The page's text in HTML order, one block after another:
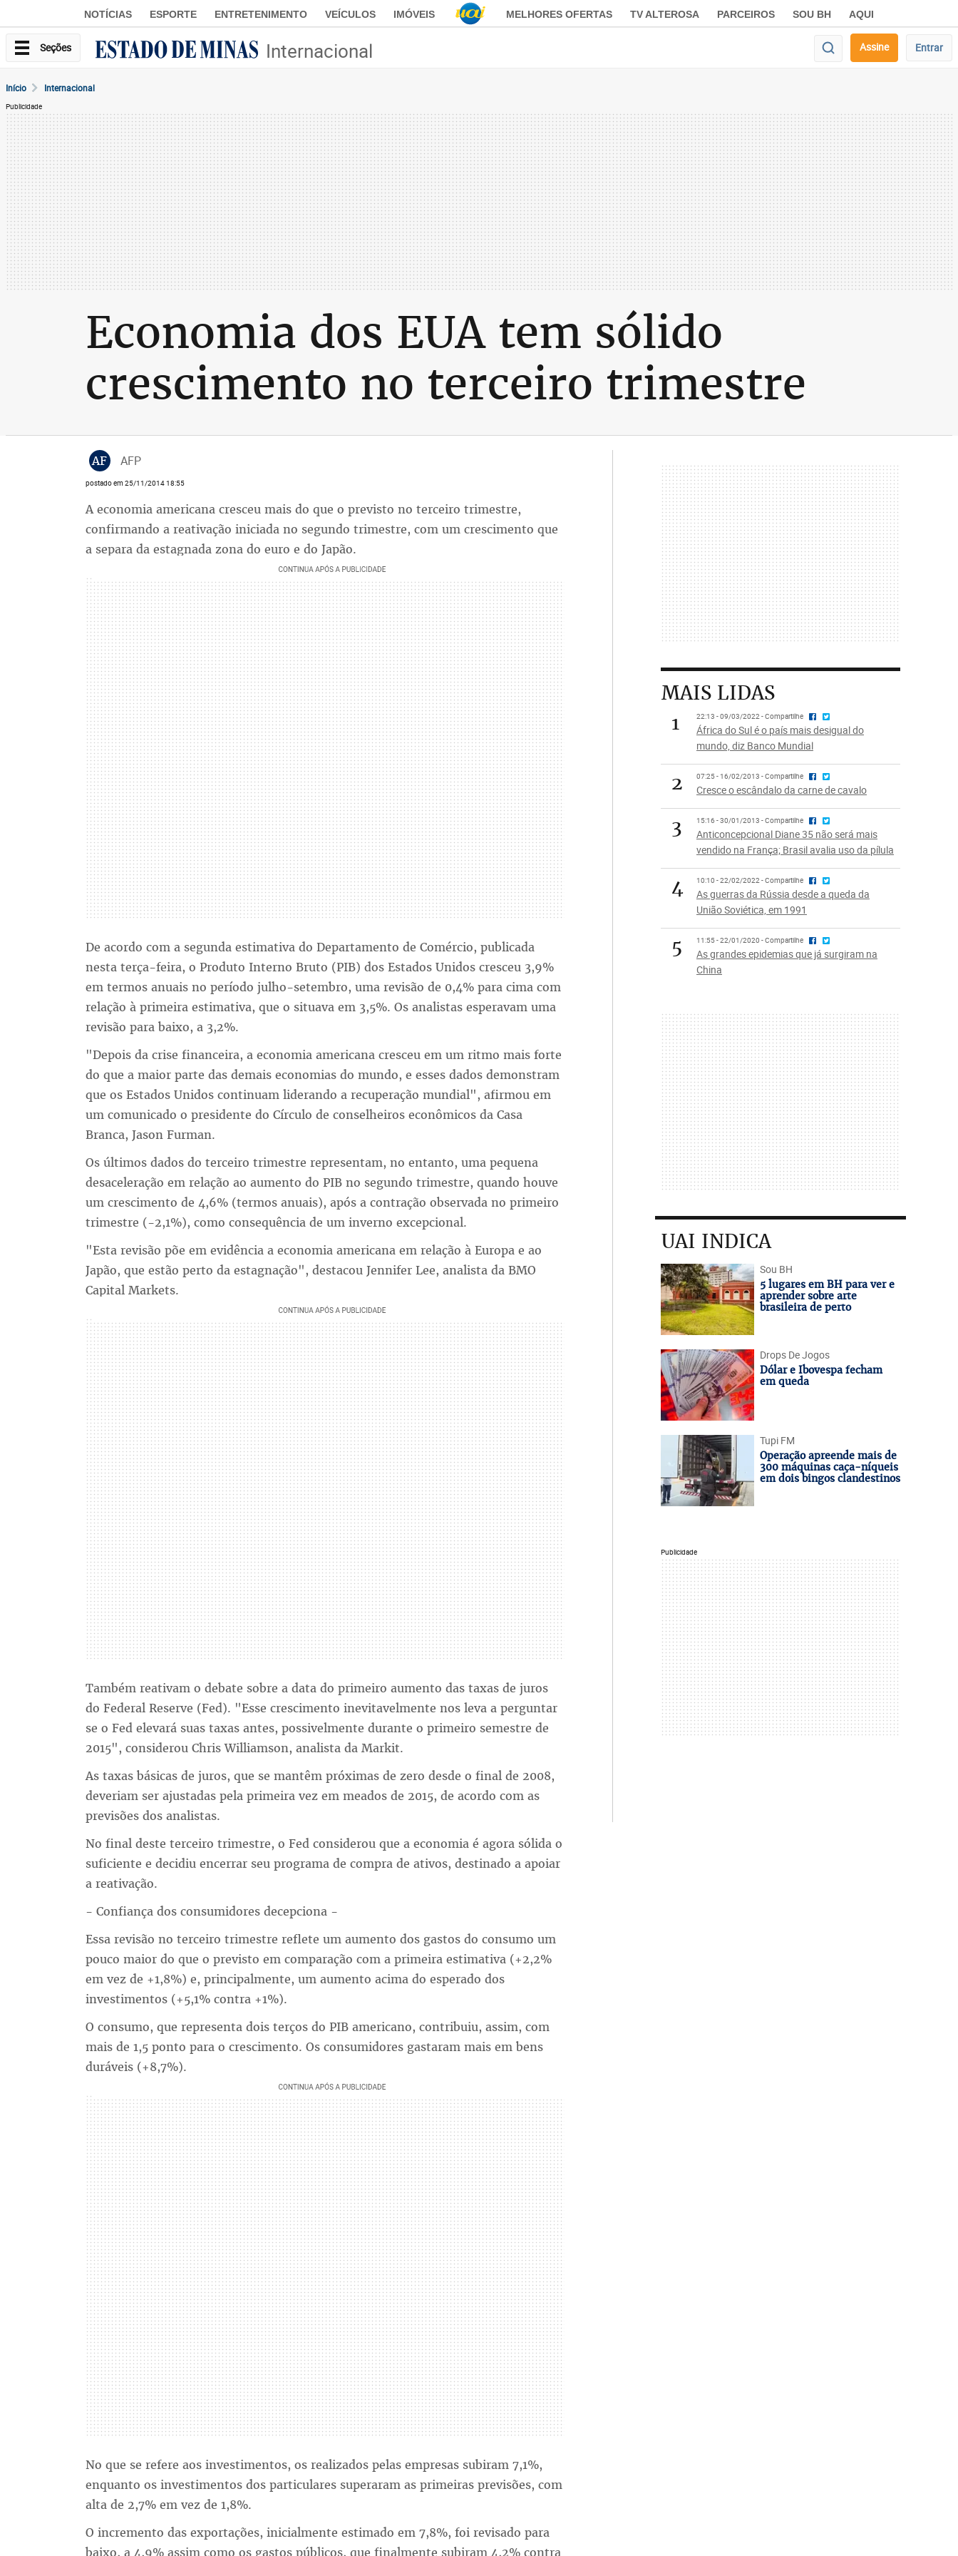
NOTÍCIAS ESPORTE ENTRETENIMENTO VEÍCULOS IMÓVEIS MELHORES OFERTAS TV ALTEROSA PARCEIROS SOU BH AQUI
Seções Internacional Assine Entrar
Início Internacional
Publicidade
Economia dos EUA tem sólido
crescimento no terceiro trimestre
AF AFP
postado em 25/11/2014 18:55
A economia americana cresceu mais do que o previsto no terceiro trimestre,
confirmando a reativação iniciada no segundo trimestre, com um crescimento que
a separa da estagnada zona do euro e do Japão.
De acordo com a segunda estimativa do Departamento de Comércio, publicada
nesta terça-feira, o Produto Interno Bruto (PIB) dos Estados Unidos cresceu 3,9%
em termos anuais no período julho-setembro, uma revisão de 0,4% para cima com
relação à primeira estimativa, que o situava em 3,5%. Os analistas esperavam uma
revisão para baixo, a 3,2%.
"Depois da crise financeira, a economia americana cresceu em um ritmo mais forte
do que a maior parte das demais economias do mundo, e esses dados demonstram
que os Estados Unidos continuam liderando a recuperação mundial", afirmou em
um comunicado o presidente do Círculo de conselheiros econômicos da Casa
Branca, Jason Furman.
Os últimos dados do terceiro trimestre representam, no entanto, uma pequena
desaceleração em relação ao aumento do PIB no segundo trimestre, quando houve
um crescimento de 4,6% (termos anuais), após a contração observada no primeiro
trimestre (-2,1%), como consequência de um inverno excepcional.
"Esta revisão põe em evidência a economia americana em relação à Europa e ao
Japão, que estão perto da estagnação", destacou Jennifer Lee, analista da BMO
Capital Markets.
Também reativam o debate sobre a data do primeiro aumento das taxas de juros
do Federal Reserve (Fed). "Esse crescimento inevitavelmente nos leva a perguntar
se o Fed elevará suas taxas antes, possivelmente durante o primeiro semestre de
2015", considerou Chris Williamson, analista da Markit.
As taxas básicas de juros, que se mantêm próximas de zero desde o final de 2008,
deveriam ser ajustadas pela primeira vez em meados de 2015, de acordo com as
previsões dos analistas.
No final deste terceiro trimestre, o Fed considerou que a economia é agora sólida o
suficiente e decidiu encerrar seu programa de compra de ativos, destinado a apoiar
a reativação.
- Confiança dos consumidores decepciona -
Essa revisão no terceiro trimestre reflete um aumento dos gastos do consumo um
pouco maior do que o previsto em comparação com a primeira estimativa (+2,2%
em vez de +1,8%) e, principalmente, um aumento acima do esperado dos
investimentos (+5,1% contra +1%).
O consumo, que representa dois terços do PIB americano, contribuiu, assim, com
mais de 1,5 ponto para o crescimento. Os consumidores gastaram mais em bens
duráveis (+8,7%).
No que se refere aos investimentos, os realizados pelas empresas subiram 7,1%,
enquanto os investimentos dos particulares superaram as primeiras previsões, com
alta de 2,7% em vez de 1,8%.
O incremento das exportações, inicialmente estimado em 7,8%, foi revisado para
baixo, a 4,9% assim como os gastos públicos, que finalmente subiram 4,2% contra
MAIS LIDAS
1
22:13 - 09/03/2022 - Compartilhe
África do Sul é o país mais desigual do
mundo, diz Banco Mundial
2 07:25 - 16/02/2013 - Compartilhe
Cresce o escândalo da carne de cavalo
3 15:16 - 30/01/2013 - Compartilhe
Anticoncepcional Diane 35 não será mais
vendido na França; Brasil avalia uso da pílula
4 10:10 - 22/02/2022 - Compartilhe
As guerras da Rússia desde a queda da
União Soviética, em 1991
5 11:55 - 22/01/2020 - Compartilhe
As grandes epidemias que já surgiram na
China
UAI INDICA
Sou BH
5 lugares em BH para ver e
aprender sobre arte
brasileira de perto
Drops De Jogos
Dólar e Ibovespa fecham
em queda
Tupi FM
Operação apreende mais de
300 máquinas caça-níqueis
em dois bingos clandestinos
Publicidade